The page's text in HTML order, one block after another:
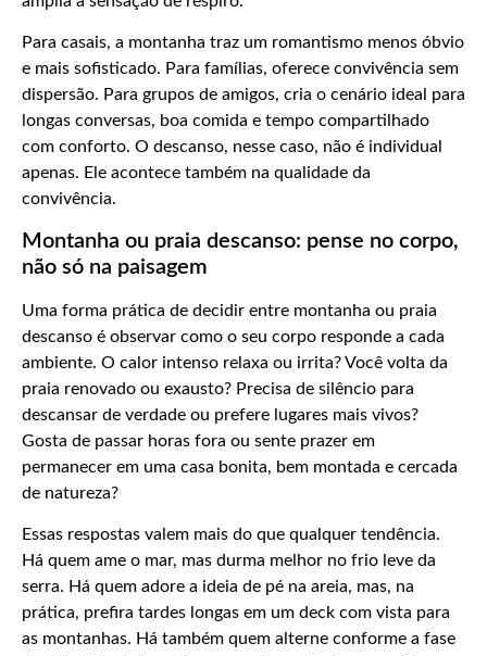
Para casais, a montanha traz um romantismo menos óbvio
e mais sofisticado. Para famílias, oferece convivência sem
dispersão. Para grupos de amigos, cria o cenário ideal para
longas conversas, boa comida e tempo compartilhado
com conforto. O descanso, nesse caso, não é individual
apenas. Ele acontece também na qualidade da
convivência.
Montanha ou praia descanso: pense no corpo,
não só na paisagem
Uma forma prática de decidir entre montanha ou praia
descanso é observar como o seu corpo responde a cada
ambiente. O calor intenso relaxa ou irrita? Você volta da
praia renovado ou exausto? Precisa de silêncio para
descansar de verdade ou prefere lugares mais vivos?
Gosta de passar horas fora ou sente prazer em
permanecer em uma casa bonita, bem montada e cercada
de natureza?
Essas respostas valem mais do que qualquer tendência.
Há quem ame o mar, mas durma melhor no frio leve da
serra. Há quem adore a ideia de pé na areia, mas, na
prática, prefira tardes longas em um deck com vista para
as montanhas. Há também quem alterne conforme a fase